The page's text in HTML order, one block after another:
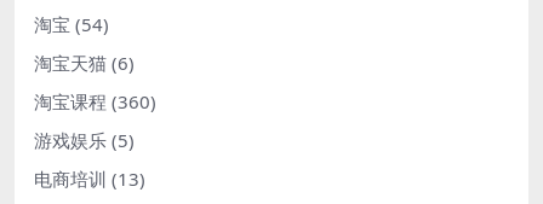
淘宝 (54)
淘宝天猫 (6)
淘宝课程 (360)
游戏娱乐 (5)
电商培训 (13)